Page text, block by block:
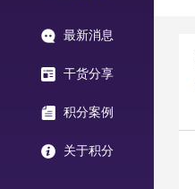
最新消息
干货分享
积分案例
关于积分